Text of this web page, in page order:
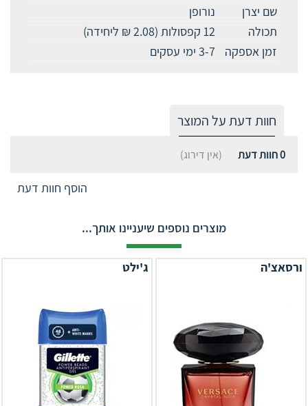
שם יצרן
נורופן
תכולה
12 קפסולות (2.08 ₪ ליחידה)
זמן אספקה
3-7 ימי עסקים
חוות דעת על המוצר
0חוות דעת (אין דירוג)
הוסף חוות דעת
מוצרים נוספים שיעניינו אותך...
ורסאצ'ה ג'ילט